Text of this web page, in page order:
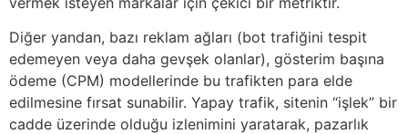
Diğer yandan, bazı reklam ağları (bot trafiğini tespit
edemeyen veya daha gevşek olanlar), gösterim başına
ödeme (CPM) modellerinde bu trafikten para elde
edilmesine fırsat sunabilir. Yapay trafik, sitenin “işlek” bir
cadde üzerinde olduğu izlenimini yaratarak, pazarlık